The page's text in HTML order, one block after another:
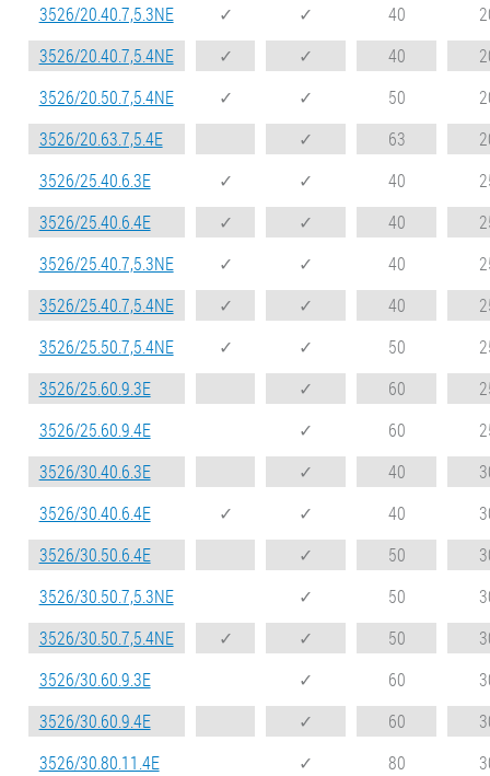
3526/20.40.7,5.3NE
✓ ✓ 40
3526/20.40.7,5.4NE
✓ ✓ 40
3526/20.50.7,5.4NE
✓ ✓ 50
3526/20.63.7,5.4E
✓ 63
3526/25.40.6.3E
✓ ✓ 40
3526/25.40.6.4E
✓ ✓ 40
3526/25.40.7,5.3NE
✓ ✓ 40
3526/25.40.7,5.4NE
✓ ✓ 40
3526/25.50.7,5.4NE
✓ ✓ 50
3526/25.60.9.3E
✓ 60
3526/25.60.9.4E
✓ 60
3526/30.40.6.3E
✓ 40
3526/30.40.6.4E
✓ ✓ 40
3526/30.50.6.4E
✓ 50
3526/30.50.7,5.3NE
✓ 50
3526/30.50.7,5.4NE
✓ ✓ 50
3526/30.60.9.3E
✓ 60
3526/30.60.9.4E
✓ 60
3526/30.80.11.4E
✓ 80